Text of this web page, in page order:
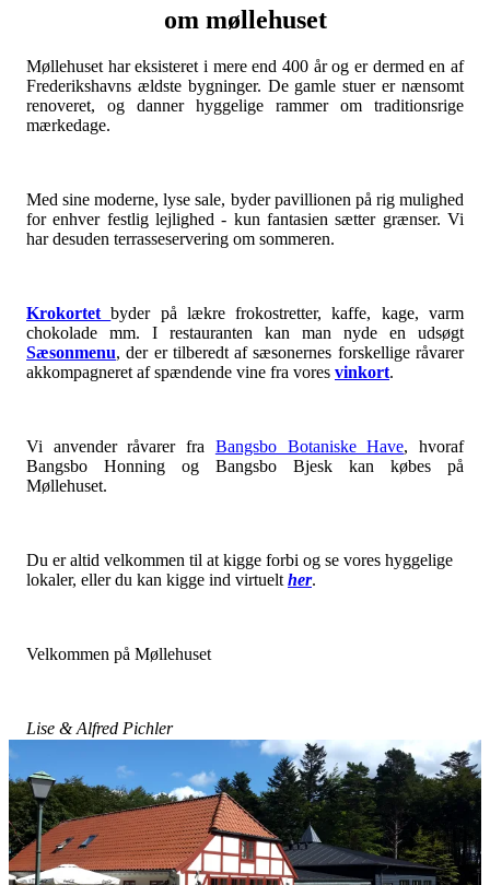
om møllehuset
Møllehuset har eksisteret i mere end 400 år og er dermed en af
Frederikshavns ældste bygninger. De gamle stuer er nænsomt
renoveret, og danner hyggelige rammer om traditionsrige
mærkedage.
Med sine moderne, lyse sale, byder pavillionen på rig mulighed
for enhver festlig lejlighed - kun fantasien sætter grænser. Vi
har desuden terrasseservering om sommeren.
Krokortet byder på lækre frokostretter, kaffe, kage, varm
chokolade mm. I restauranten kan man nyde en udsøgt
Sæsonmenu, der er tilberedt af sæsonernes forskellige råvarer
akkompagneret af spændende vine fra vores vinkort.
Vi anvender råvarer fra Bangsbo Botaniske Have, hvoraf
Bangsbo Honning og Bangsbo Bjesk kan købes på
Møllehuset.
Du er altid velkommen til at kigge forbi og se vores hyggelige
lokaler, eller du kan kigge ind virtuelt her.
Velkommen på Møllehuset
Lise & Alfred Pichler